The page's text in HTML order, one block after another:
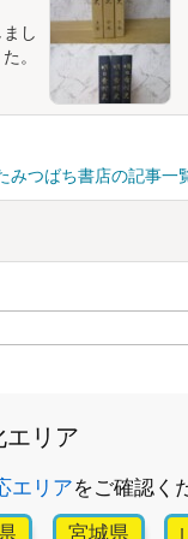
し
た。
みつばち書店の記事一
エリア
エリアをご確認く
宮城県